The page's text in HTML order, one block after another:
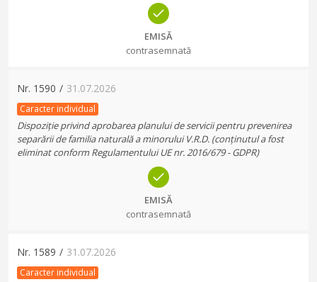
EMISĂ
contrasemnată
Nr. 1590 / 31.07.2026
Caracter individual
Dispoziție privind aprobarea planului de servicii pentru prevenirea
separării de familia naturală a minorului V.R.D. (conținutul a fost
eliminat conform Regulamentului UE nr. 2016/679 - GDPR)
EMISĂ
contrasemnată
Nr. 1589 / 31.07.2026
Caracter individual